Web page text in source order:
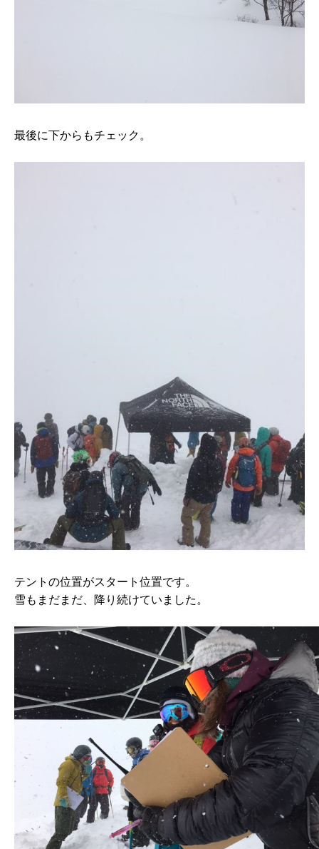
最後に下からもチェック。
テントの位置がスタート位置です。
雪もまだまだ、降り続けていました。